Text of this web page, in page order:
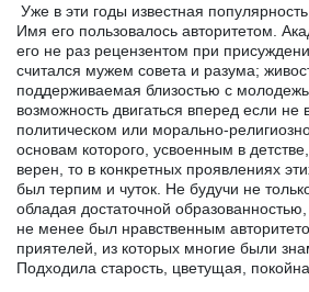
Уже в эти годы известная
Имя его пользовалось авторитетом.
его не раз рецензентом при
считался мужем совета и разума;
поддерживаемая близостью с
возможность двигаться вперед если не
политическом или морально-
основам которого, усвоенным в
верен, то в конкретных проявлениях
был терпим и чуток. Не будучи не
обладая достаточной
не менее был нравственным
приятелей, из которых многие были
Подходила старость, цветущая,